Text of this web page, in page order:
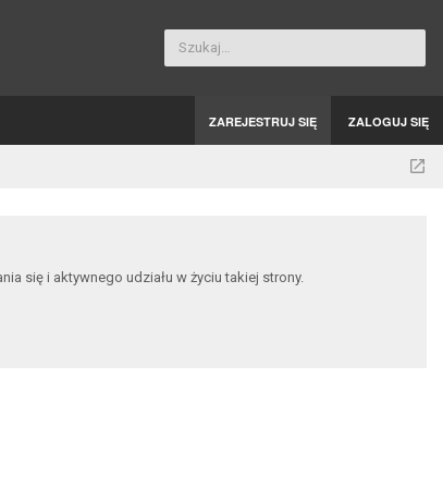
Szukaj…
ZAREJESTRUJ SIĘ ZALOGUJ SIĘ
się i aktywnego udziału w życiu takiej strony.